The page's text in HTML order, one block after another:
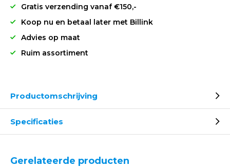
Gratis verzending vanaf €150,-
Koop nu en betaal later met Billink
Advies op maat
Ruim assortiment
Productomschrijving
Specificaties
Gerelateerde producten